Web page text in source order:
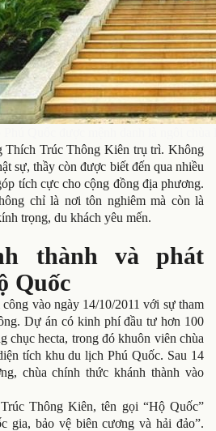
Thích Trúc Thông Kiên trụ trì. Không
sự, thầy còn được biết đến qua nhiều
tích cực cho cộng đồng địa phương.
chỉ là nơi tôn nghiêm mà còn là
trọng, du khách yêu mến.
thành và phát
Quốc
vào ngày 14/10/2011 với sự tham
Dự án có kinh phí đầu tư hơn 100
chục hecta, trong đó khuôn viên chùa
tích khu du lịch Phú Quốc. Sau 14
chùa chính thức khánh thành vào
Thông Kiên, tên gọi “Hộ Quốc”
gia, bảo vệ biên cương và hải đảo”.